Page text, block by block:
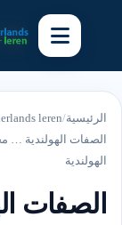
الرئيسية/
leren
الصفات الهولندية …
الهولندية
الصفات